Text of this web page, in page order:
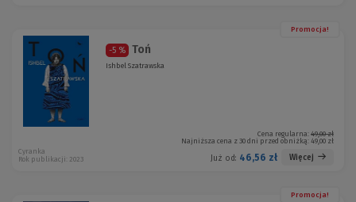
Promocja!
-5 % Toń
Ishbel Szatrawska
Cena regularna: 49,00 zł
Najniższa cena z 30 dni przed obniżką: 49,00 zł
Już od: 46,56 zł Więcej
Cyranka
Rok publikacji: 2023
Promocja!